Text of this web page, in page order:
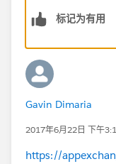
标记为有用
Gavin Dimaria
2017年6月22日 下午
https://